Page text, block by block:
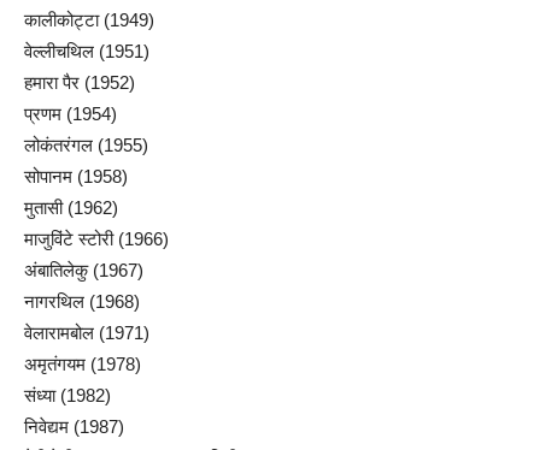
कालीकोट्टा (1949)
वेल्लीचथिल (1951)
हमारा पैर (1952)
प्रणम (1954)
लोकंतरंगल (1955)
सोपानम (1958)
मुतासी (1962)
माजुविंटे स्टोरी (1966)
अंबातिलेकु (1967)
नागरथिल (1968)
वेलारामबोल (1971)
अमृतंगयम (1978)
संध्या (1982)
निवेद्यम (1987)